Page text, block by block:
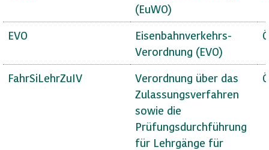
(EuWO)
EVO
Eisenbahnverkehrs-
Verordnung (EVO)
FahrSiLehrZuIV
Verordnung über das
Zulassungsverfahren
sowie die
Prüfungsdurchführung
für Lehrgänge für